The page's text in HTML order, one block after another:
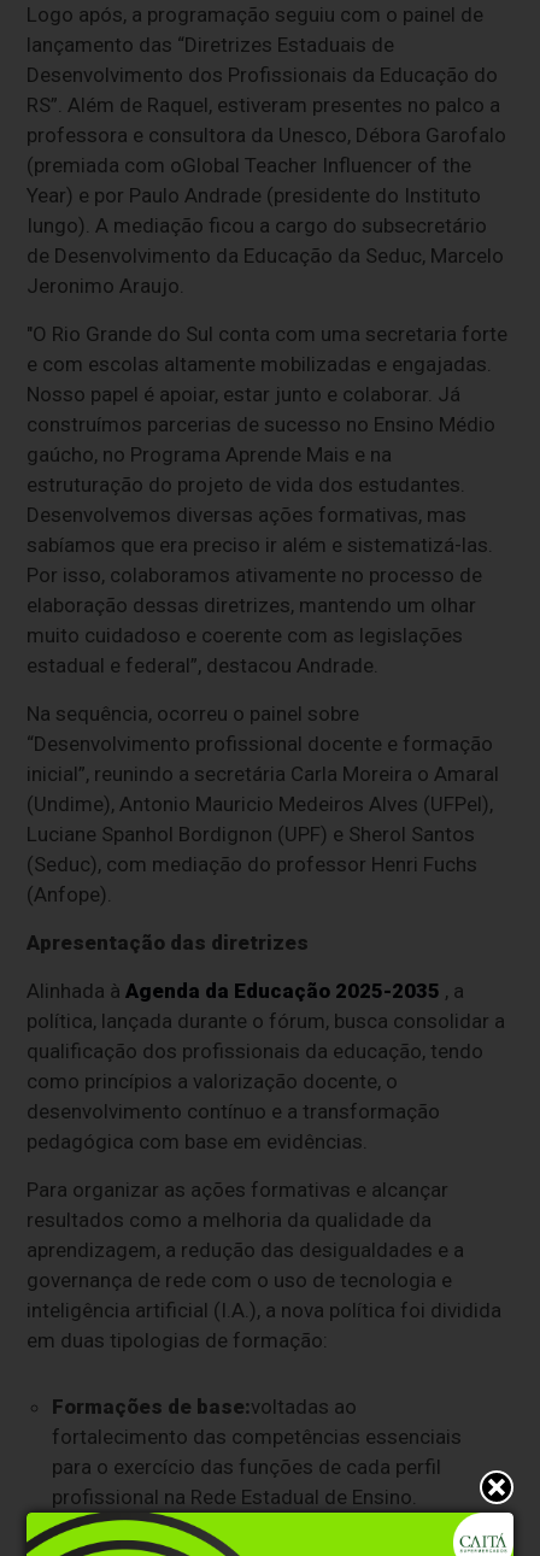
Logo após, a programação seguiu com o painel de
lançamento das “Diretrizes Estaduais de
Desenvolvimento dos Profissionais da Educação do
RS”. Além de Raquel, estiveram presentes no palco a
professora e consultora da Unesco, Débora Garofalo
(premiada com oGlobal Teacher Influencer of the
Year) e por Paulo Andrade (presidente do Instituto
Iungo). A mediação ficou a cargo do subsecretário
de Desenvolvimento da Educação da Seduc, Marcelo
Jeronimo Araujo.
"O Rio Grande do Sul conta com uma secretaria forte
e com escolas altamente mobilizadas e engajadas.
Nosso papel é apoiar, estar junto e colaborar. Já
construímos parcerias de sucesso no Ensino Médio
gaúcho, no Programa Aprende Mais e na
estruturação do projeto de vida dos estudantes.
Desenvolvemos diversas ações formativas, mas
sabíamos que era preciso ir além e sistematizá-las.
Por isso, colaboramos ativamente no processo de
elaboração dessas diretrizes, mantendo um olhar
muito cuidadoso e coerente com as legislações
estadual e federal”, destacou Andrade.
Na sequência, ocorreu o painel sobre
“Desenvolvimento profissional docente e formação
inicial”, reunindo a secretária Carla Moreira o Amaral
(Undime), Antonio Mauricio Medeiros Alves (UFPel),
Luciane Spanhol Bordignon (UPF) e Sherol Santos
(Seduc), com mediação do professor Henri Fuchs
(Anfope).
Apresentação das diretrizes
Alinhada à Agenda da Educação 2025-2035 , a
política, lançada durante o fórum, busca consolidar a
qualificação dos profissionais da educação, tendo
como princípios a valorização docente, o
desenvolvimento contínuo e a transformação
pedagógica com base em evidências.
Para organizar as ações formativas e alcançar
resultados como a melhoria da qualidade da
aprendizagem, a redução das desigualdades e a
governança de rede com o uso de tecnologia e
inteligência artificial (I.A.), a nova política foi dividida
em duas tipologias de formação:
Formações de base:voltadas ao
fortalecimento das competências essenciais
para o exercício das funções de cada perfil
profissional na Rede Estadual de Ensino.
Formações de aperfeiçoamento
destinadas